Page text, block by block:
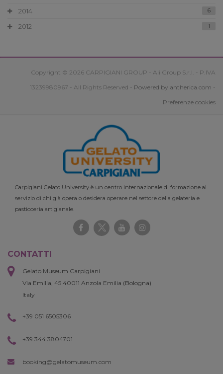
2014 6
2012 1
Copyright © 2026 CARPIGIANI GROUP - Ali Group S.r.l. - P.IVA
13239980967 - All Rights Reserved - Powered by antherica.com -
Preferenze cookies
Carpigiani Gelato University è un centro internazionale di formazione al
servizio di chi già opera o desidera operare nel settore della gelateria e
pasticceria artigianale.
CONTATTI
Gelato Museum Carpigiani
Via Emilia, 45 40011 Anzola Emilia (Bologna)
Italy
+39 051 6505306
+39 344 3804701
booking@gelatomuseum.com